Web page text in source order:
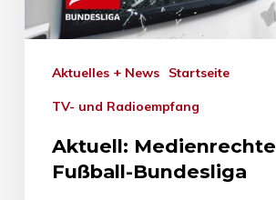
Aktuelles + News Startseite
TV- und Radioempfang
Aktuell: Medienrechte
Fußball-Bundesliga